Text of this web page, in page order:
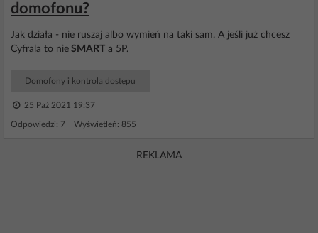
domofonu?
Jak działa - nie ruszaj albo wymień na taki sam. A jeśli już chcesz
Cyfrala to nie SMART a 5P.
Domofony i kontrola dostępu
25 Paź 2021 19:37
Odpowiedzi: 7 Wyświetleń: 855
REKLAMA